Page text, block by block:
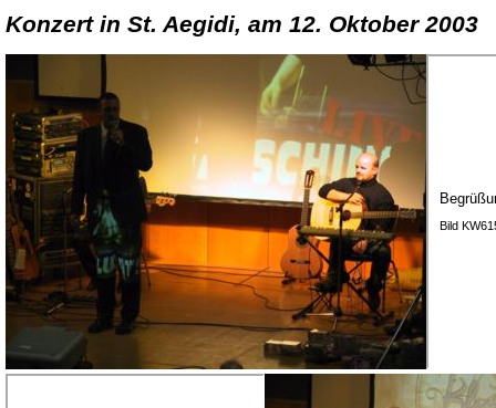
Konzert in St. Aegidi, am 12. Oktober 2003
Bild